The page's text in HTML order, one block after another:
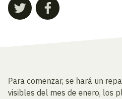
Para comenzar, se hará un
visibles del mes de enero, los